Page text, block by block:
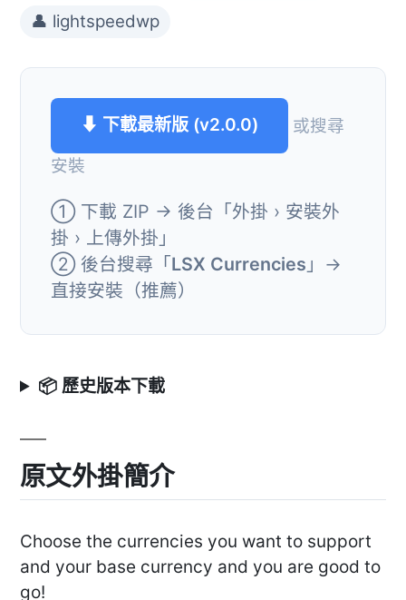
👤 lightspeedwp
⬇ 下載最新版 (v2.0.0)
或搜尋
安裝
① 下載 ZIP → 後台「外掛 › 安裝外
掛 › 上傳外掛」
② 後台搜尋「LSX Currencies 」→
直接安裝（推薦）
📦 歷史版本下載
原文外掛簡介
Choose the currencies you want to support
and your base currency and you are good to
go!